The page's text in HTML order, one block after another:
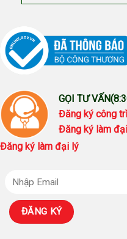
GỌI TƯ
Đăng ký công
Đăng ký làm
Đăng ký làm đại lý